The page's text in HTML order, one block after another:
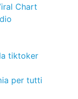
Chart
tiktoker
per tutti